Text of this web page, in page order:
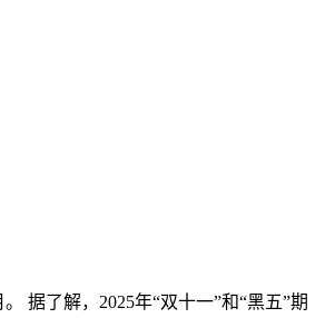
据了解，2025年“双十一”和“黑五”期